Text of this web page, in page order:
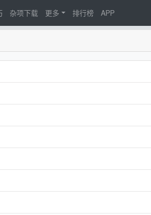
杂项下载 更多 排行榜 APP